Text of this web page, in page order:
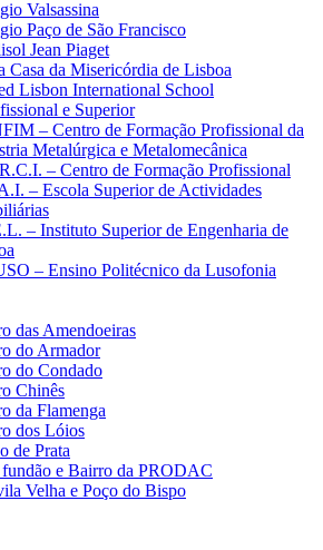
Valsassina
Paço de São Francisco
Jean Piaget
Casa da Misericórdia de Lisboa
Lisbon International School
e Superior
– Centro de Formação Profissional da
Metalúrgica e Metalomecânica
– Centro de Formação Profissional
– Escola Superior de Actividades
– Instituto Superior de Engenharia de
– Ensino Politécnico da Lusofonia
das Amendoeiras
do Armador
do Condado
Chinês
da Flamenga
dos Lóios
de Prata
fundão e Bairro da PRODAC
Velha e Poço do Bispo